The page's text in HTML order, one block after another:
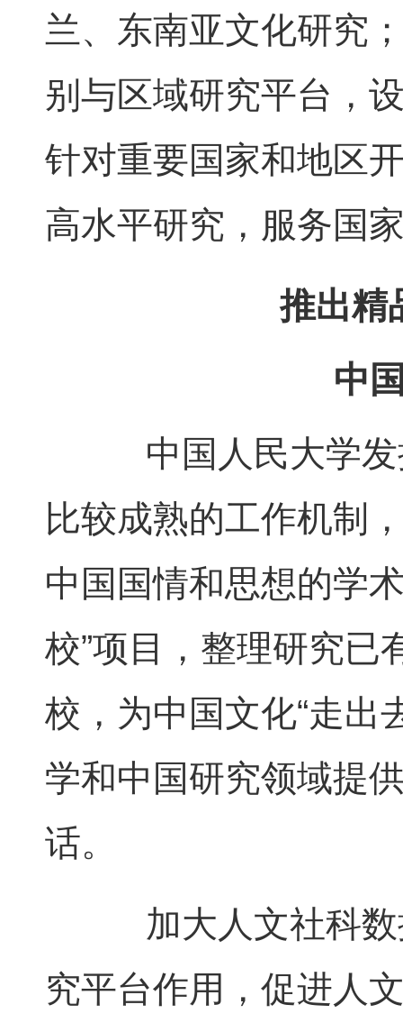
兰、东南亚文化研究
别与区域研究平台，
针对重要国家和地区
高水平研究，服务国
推出精
中
中国人民大学发
比较成熟的工作机制
中国国情和思想的学
校”项目，整理研究已
校，为中国文化“走出
学和中国研究领域提
话。
加大人文社科数
究平台作用，促进人